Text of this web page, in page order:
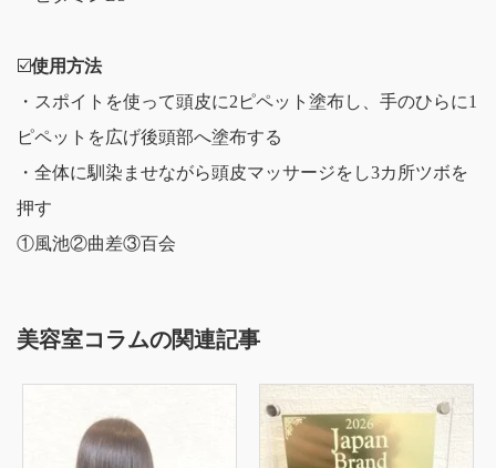
☑️使用方法
・スポイトを使って頭皮に2ピペット塗布し、手のひらに1
ピペットを広げ後頭部へ塗布する
・全体に馴染ませながら頭皮マッサージをし3カ所ツボを
押す
①風池②曲差③百会
美容室コラムの関連記事